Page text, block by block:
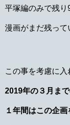
平塚編のみで残り
漫画がまだ残って
この事を考慮に入
2019年の３月ま
１年間はこの企画